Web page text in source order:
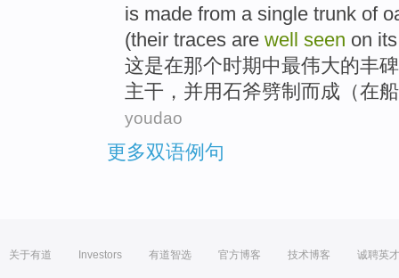
is made from a single trunk of
(their traces are well seen on
这是在那个时期中最伟大的丰碑
主干 ，并用石斧劈制而成（在
youdao
更多双语例句
关于有道 Investors 有道智选 官方博客 技术博客 诚聘英才